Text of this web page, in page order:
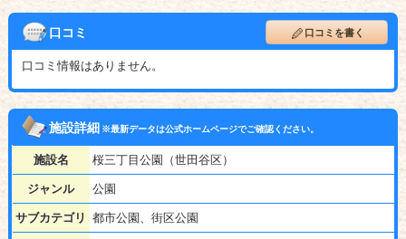
口コミ 口コミを書く
口コミ情報はありません。
施設詳細※最新データは公式ホームページでご確認ください。
施設名 桜三丁目公園（世田谷区）
ジャンル 公園
サブカテゴリ 都市公園、街区公園